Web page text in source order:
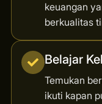
keuangan
berkualitas
Belajar
Temukan
ikuti kapan